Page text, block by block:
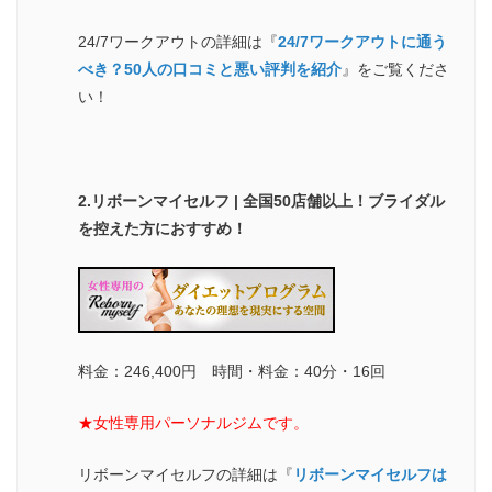
24/7ワークアウトの詳細は『24/7ワークアウトに通う
べき？50人の口コミと悪い評判を紹介』をご覧くださ
い！
2.リボーンマイセルフ | 全国50店舗以上！ブライダル
を控えた方におすすめ！
料金：246,400円 時間・料金：40分・16回
★女性専用パーソナルジムです。
リボーンマイセルフの詳細は『 リボーンマイセルフは